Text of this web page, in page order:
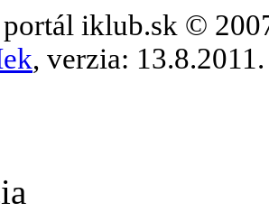
iklub.sk ©
, verzia: 13.8.2011.